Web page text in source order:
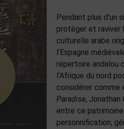
Pendant plus d’un
protéger et raviver
culturelle arabe
l’Espagne
répertoire andalou
l’Afrique du nord
considérer comme
Paradise, Jonathan
entre ce
personnification,